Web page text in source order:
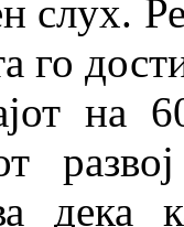
слух.
го
на
дека